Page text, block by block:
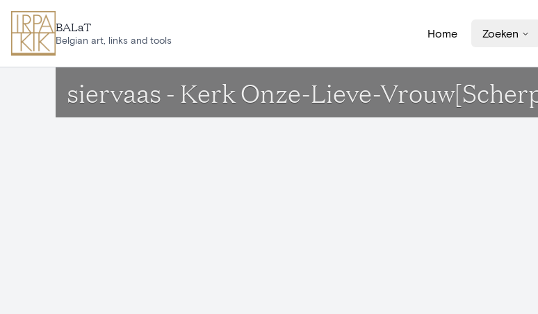
BALaT
Belgian art, links and tools
Home Zoeken
siervaas - Kerk Onze-Lieve-